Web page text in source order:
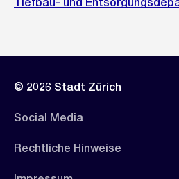
© 2026 Stadt Zürich
Social Media
Rechtliche Hinweise